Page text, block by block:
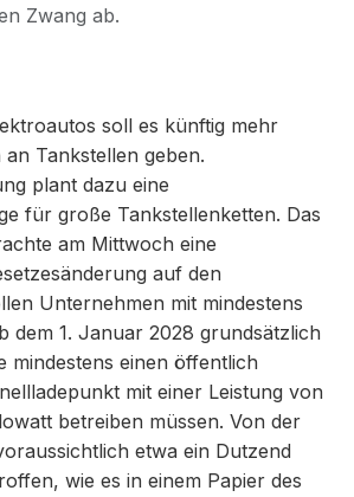
Zwang ab.
soll es künftig mehr
Tankstellen geben.
plant dazu eine
für große Tankstellenketten. Das
am Mittwoch eine
auf den
Unternehmen mit mindestens
dem 1. Januar 2028 grundsätzlich
mindestens einen öffentlich
mit einer Leistung von
betreiben müssen. Von der
etwa ein Dutzend
wie es in einem Papier des